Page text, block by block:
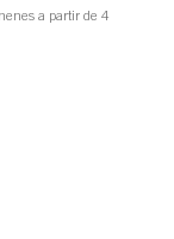
a partir de 4